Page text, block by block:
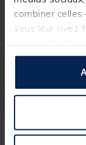
combiner
vous leur avez